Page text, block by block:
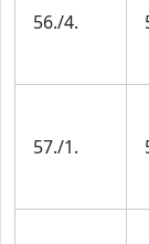
56./4.
57./1.